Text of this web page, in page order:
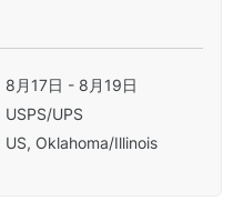
8月17日 - 8月19日
USPS/UPS
US, Oklahoma/Illinois